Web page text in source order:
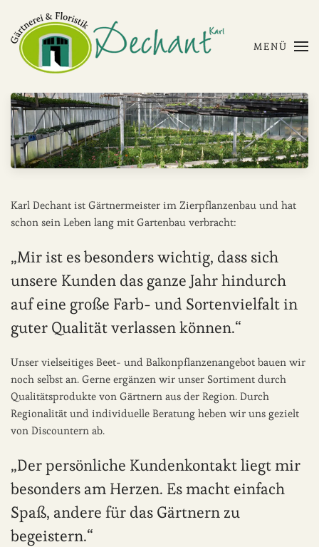
Skip to main content MENÜ
Karl Dechant ist Gärtnermeister im Zierpflanzenbau und hat
schon sein Leben lang mit Gartenbau verbracht:
„Mir ist es besonders wichtig, dass sich
unsere Kunden das ganze Jahr hindurch
auf eine große Farb- und Sortenvielfalt in
guter Qualität verlassen können.“
Unser vielseitiges Beet- und Balkonpflanzenangebot bauen wir
noch selbst an. Gerne ergänzen wir unser Sortiment durch
Qualitätsprodukte von Gärtnern aus der Region. Durch
Regionalität und individuelle Beratung heben wir uns gezielt
von Discountern ab.
„Der persönliche Kundenkontakt liegt mir
besonders am Herzen. Es macht einfach
Spaß, andere für das Gärtnern zu
begeistern.“